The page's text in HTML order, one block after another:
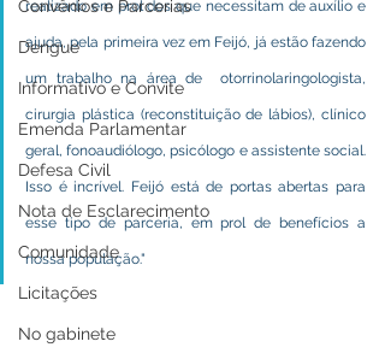
Convênios e Parcerias
Dengue
Informativo e Convite
Emenda Parlamentar
Defesa Civil
Nota de Esclarecimento
Comunidade
Licitações
No gabinete
realizado em prol dos que necessitam de auxílio e
ajuda, pela primeira vez em Feijó, já estão fazendo
um trabalho na área de  otorrinolaringologista,
cirurgia plástica (reconstituição de lábios), clínico
geral, fonoaudiólogo, psicólogo e assistente social.
Isso é incrível. Feijó está de portas abertas para
esse tipo de parceria, em prol de benefícios a
nossa população."